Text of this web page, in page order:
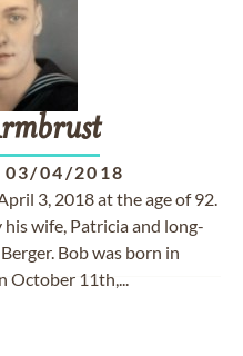
03/04/2018
3, 2018 at the age of 92.
wife, Patricia and long-
Bob was born in
October 11th,...